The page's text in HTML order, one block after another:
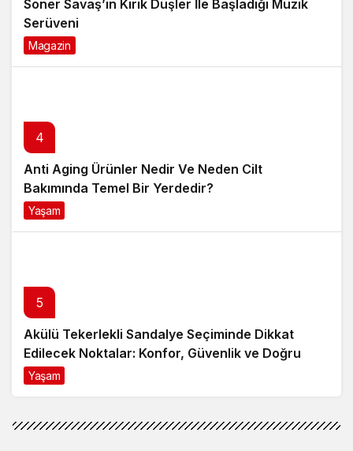
Soner Savaş’ın Kırık Düşler İle Başladığı Müzik
Serüveni
Magazin
4
Anti Aging Ürünler Nedir Ve Neden Cilt
Bakımında Temel Bir Yerdedir?
Yaşam
5
Akülü Tekerlekli Sandalye Seçiminde Dikkat
Edilecek Noktalar: Konfor, Güvenlik ve Doğru
Model Tercihi
Yaşam